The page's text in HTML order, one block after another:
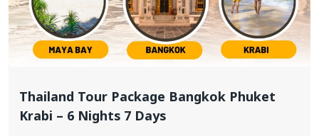
Thailand Tour Package Bangkok Phuket
Krabi – 6 Nights 7 Days